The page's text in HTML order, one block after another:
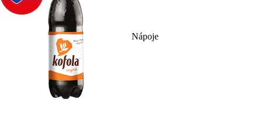
Nápoje